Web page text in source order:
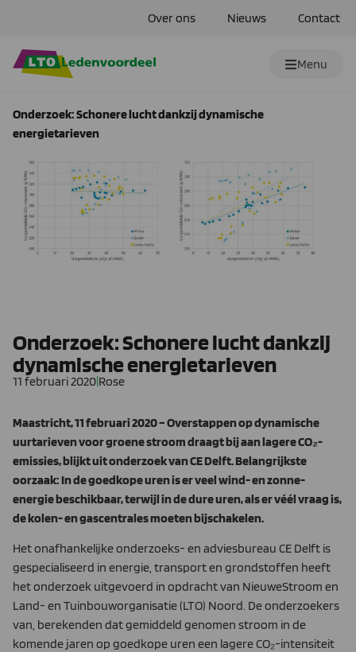
Over ons Nieuws Contact
Menu
Onderzoek: Schonere lucht dankzij dynamische
energietarieven
Onderzoek: Schonere lucht dankzij
dynamische energietarieven
11 februari 2020|Rose
Maastricht, 11 februari 2020 – Overstappen op dynamische
uurtarieven voor groene stroom draagt bij aan lagere CO₂-
emissies, blijkt uit onderzoek van CE Delft. Belangrijkste
oorzaak: In de goedkope uren is er veel wind- en zonne-
energie beschikbaar, terwijl in de dure uren, als er véél vraag is,
de kolen- en gascentrales moeten bijschakelen.
Het onafhankelijke onderzoeks- en adviesbureau CE Delft is
gespecialiseerd in energie, transport en grondstoffen heeft
het onderzoek uitgevoerd in opdracht van NieuweStroom en
Land- en Tuinbouworganisatie (LTO) Noord. De onderzoekers
van, berekenden dat gemiddeld genomen stroom in de
komende jaren op goedkope uren een lagere CO₂-intensiteit